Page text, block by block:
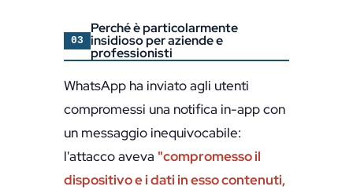
03
Perché è particolarmente
insidioso per aziende e
professionisti
WhatsApp ha inviato agli utenti
compromessi una notifica in-app con
un messaggio inequivocabile:
l'attacco aveva "compromesso il
dispositivo e i dati in esso contenuti,